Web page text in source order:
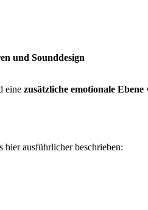
und Sounddesign
eine zusätzliche emotionale Ebene
ausführlicher beschrieben: